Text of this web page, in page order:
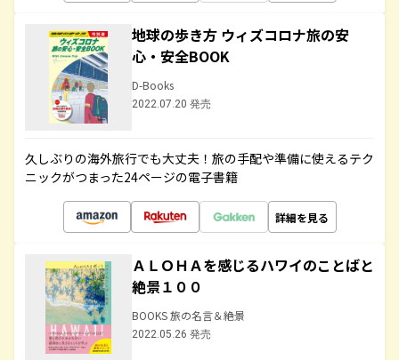
地球の歩き方 ウィズコロナ旅の安
心・安全BOOK
D-Books
2022.07.20 発売
久しぶりの海外旅行でも大丈夫！旅の手配や準備に使えるテク
ニックがつまった24ページの電子書籍
詳細を見る
ＡＬＯＨＡを感じるハワイのことばと
絶景１００
BOOKS 旅の名言＆絶景
2022.05.26 発売